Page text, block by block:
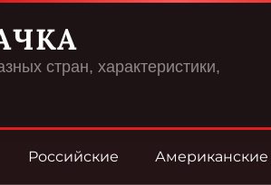
стран, характеристики,
Российские Американские